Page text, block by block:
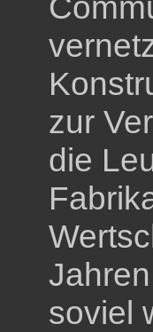
zur
die
soviel